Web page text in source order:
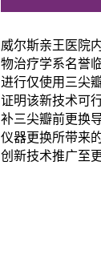
威尔斯亲王医院
物治疗学系名誉
进行仅使用三尖
证明该新技术可
补三尖瓣前更换
仪器更换所带来
创新技术推广至